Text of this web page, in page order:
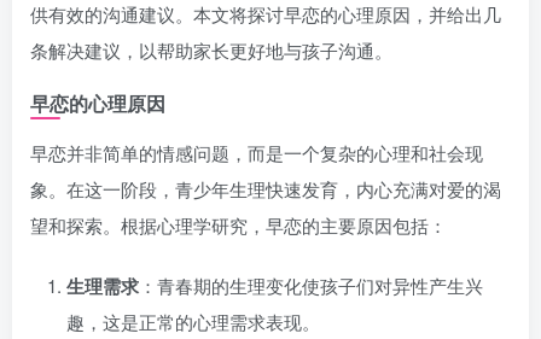
供有效的沟通建议。本文将探讨早恋的心理原因，并给出几
条解决建议，以帮助家长更好地与孩子沟通。
早恋的心理原因
早恋并非简单的情感问题，而是一个复杂的心理和社会现
象。在这一阶段，青少年生理快速发育，内心充满对爱的渴
望和探索。根据心理学研究，早恋的主要原因包括：
生理需求 ：青春期的生理变化使孩子们对异性产生兴
趣，这是正常的心理需求表现。